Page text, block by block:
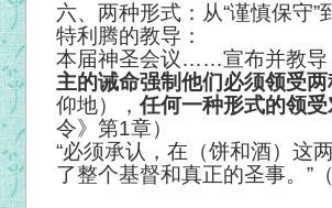
六、两种形式：从“谨慎保守”
特利腾的教导：
本届神圣会议……宣布并教导
主的诫命强制他们必须领受
仰地），任何一种形式的领
令》第1章）
“必须承认，在（饼和酒）这
了整个基督和真正的圣事。”